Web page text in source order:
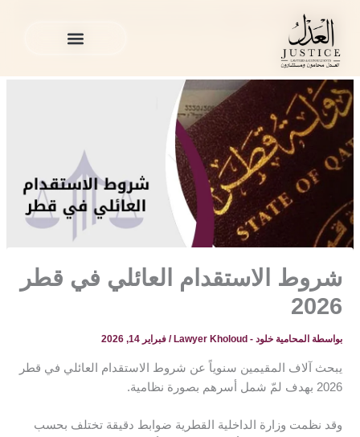
المحتوى
المدونة القانونية
شروط الاستقدام العائلي في قطر
2026
بواسطة المحامية خلود - Lawyer Kholoud /فبراير 14, 2026
يبحث آلاف المقيمين سنوياً عن شروط الاستقدام العائلي في قطر
2026 بهدف لمّ شمل أسرهم بصورة نظامية.
وقد نظمت وزارة الداخلية القطرية ضوابط دقيقة تختلف بحسب